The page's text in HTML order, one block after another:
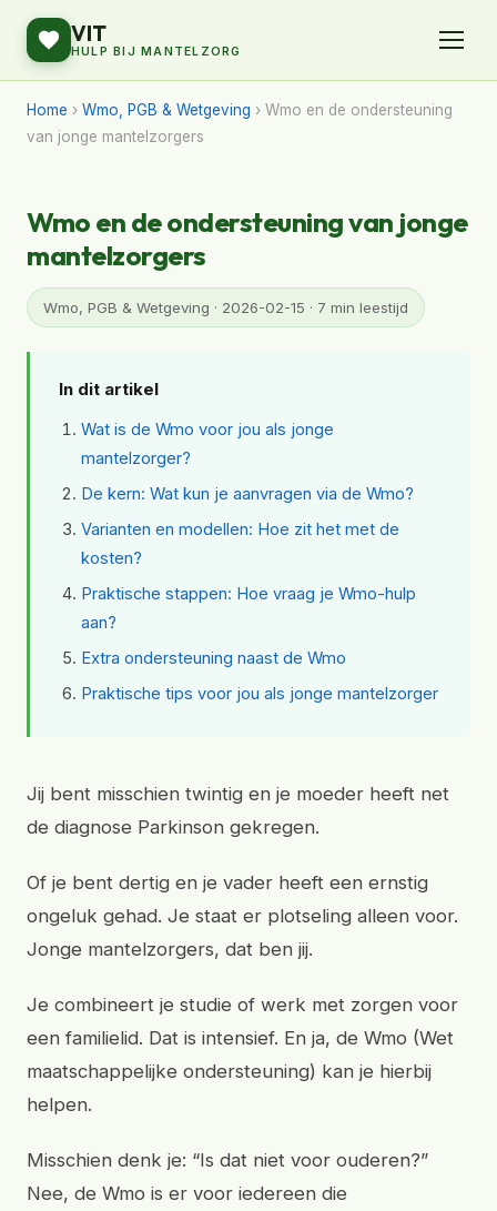
VIT
HULP BIJ MANTELZORG
Home › Wmo, PGB & Wetgeving › Wmo en de ondersteuning
van jonge mantelzorgers
Wmo en de ondersteuning van jonge
mantelzorgers
Wmo, PGB & Wetgeving · 2026-02-15 · 7 min leestijd
In dit artikel
Wat is de Wmo voor jou als jonge
mantelzorger?
De kern: Wat kun je aanvragen via de Wmo?
Varianten en modellen: Hoe zit het met de
kosten?
Praktische stappen: Hoe vraag je Wmo-hulp
aan?
Extra ondersteuning naast de Wmo
Praktische tips voor jou als jonge mantelzorger
Jij bent misschien twintig en je moeder heeft net
de diagnose Parkinson gekregen.
Of je bent dertig en je vader heeft een ernstig
ongeluk gehad. Je staat er plotseling alleen voor.
Jonge mantelzorgers, dat ben jij.
Je combineert je studie of werk met zorgen voor
een familielid. Dat is intensief. En ja, de Wmo (Wet
maatschappelijke ondersteuning) kan je hierbij
helpen.
Misschien denk je: “Is dat niet voor ouderen?”
Nee, de Wmo is er voor iedereen die